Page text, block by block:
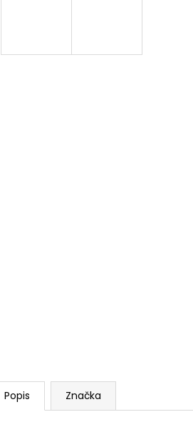
Popis Značka